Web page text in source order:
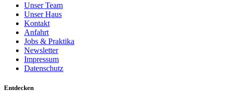
Unser Team
Unser Haus
Kontakt
Anfahrt
Jobs & Praktika
Newsletter
Impressum
Datenschutz
Entdecken